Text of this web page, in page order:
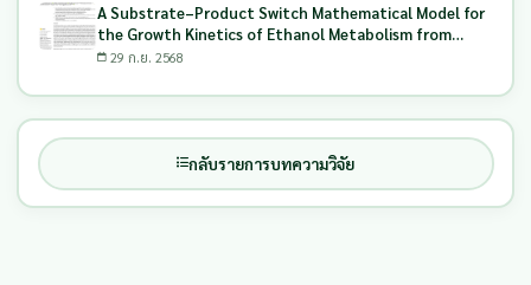
A Substrate–Product Switch Mathematical Model for
the Growth Kinetics of Ethanol Metabolism from
Longan Solid Waste Using Candida tropicalis
29 ก.ย. 2568
กลับรายการบทความวิจัย